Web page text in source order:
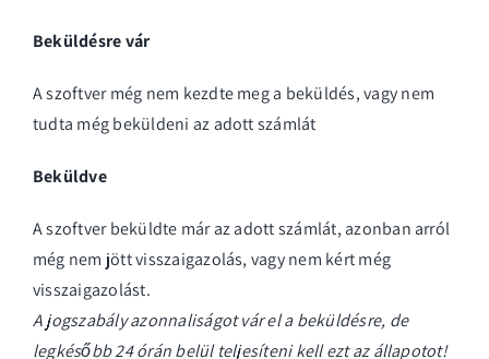
Beküldésre vár
A szoftver még nem kezdte meg a beküldés, vagy nem
tudta még beküldeni az adott számlát
Beküldve
A szoftver beküldte már az adott számlát, azonban arról
még nem jött visszaigazolás, vagy nem kért még
visszaigazolást.
A jogszabály azonnaliságot vár el a beküldésre, de
legkésőbb 24 órán belül teljesíteni kell ezt az állapotot!